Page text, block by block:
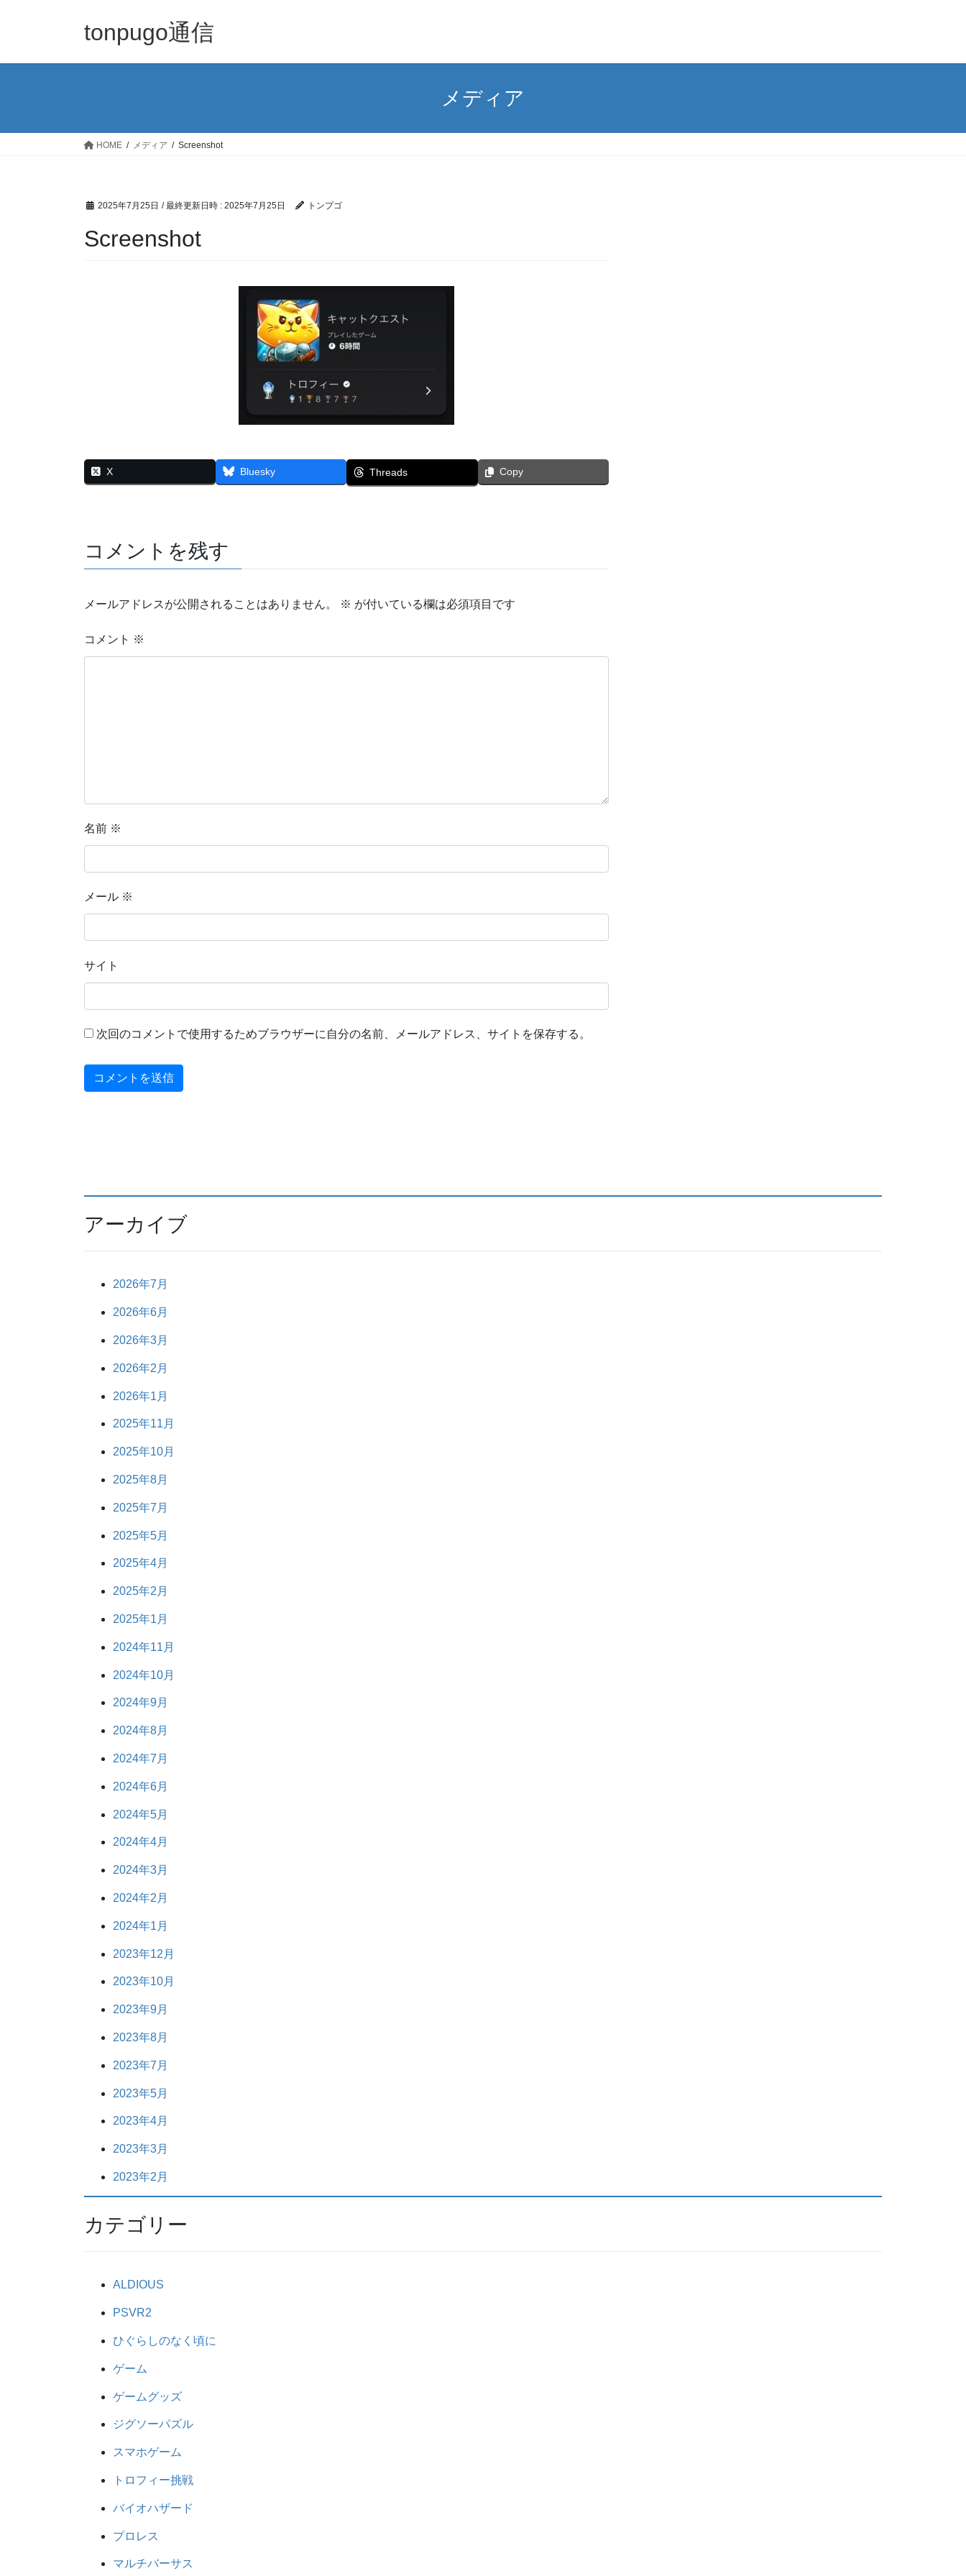
tonpugo通信
メディア
HOME メディア Screenshot
2025年7月25日 / 最終更新日時 : 2025年7月25日 トンプゴ
Screenshot
X Bluesky Threads Copy
コメントを残す
メールアドレスが公開されることはありません。 ※ が付いている欄は必須項目です
コメント ※
名前 ※
メール ※
サイト
次回のコメントで使用するためブラウザーに自分の名前、メールアドレス、サイトを保存する。
アーカイブ
2026年7月
2026年6月
2026年3月
2026年2月
2026年1月
2025年11月
2025年10月
2025年8月
2025年7月
2025年5月
2025年4月
2025年2月
2025年1月
2024年11月
2024年10月
2024年9月
2024年8月
2024年7月
2024年6月
2024年5月
2024年4月
2024年3月
2024年2月
2024年1月
2023年12月
2023年10月
2023年9月
2023年8月
2023年7月
2023年5月
2023年4月
2023年3月
2023年2月
カテゴリー
ALDIOUS
PSVR2
ひぐらしのなく頃に
ゲーム
ゲームグッズ
ジグソーパズル
スマホゲーム
トロフィー挑戦
バイオハザード
プロレス
マルチバーサス